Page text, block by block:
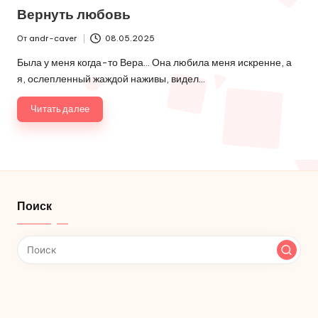
Вернуть любовь
от
От andr-caver 08.05.2025
Была у меня когда-то Вера... Она любила меня искренне, а
я, ослепленный жаждой наживы, видел…
Читать далее
Поиск